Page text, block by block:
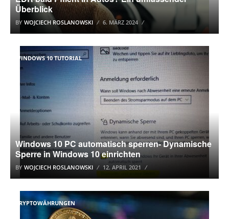
Überblick
BY WOJCIECH ROSLANOWSKI 6. MÄRZ 2024
WINDOWS 10 TUTORIAL
Windows 10 PC automatisch sperren- Dynamische
Sperre in Windows 10 einrichten
BY WOJCIECH ROSLANOWSKI 12. APRIL 2021
KRYPTOWÄHRUNGEN